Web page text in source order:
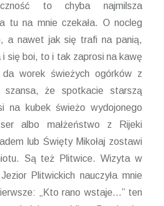
to chyba najmilsza
tu na mnie czekała. O nocleg
a nawet jak się trafi na panią,
i się boi, to i tak zaprosi na kawę
worek świeżych ogórków z
że spotkacie starszą
na kubek świeżo wydojonego
albo małżeństwo z Rijeki
lub Święty Mikołaj zostawi
Są też Plitwice. Wizyta w
Plitwickich nauczyła mnie
„Kto rano wstaje…” ten